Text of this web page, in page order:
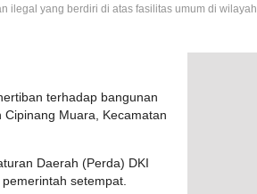
ilegal yang berdiri di atas fasilitas umum di wilayah
terhadap bangunan
Muara, Kecamatan
Daerah (Perda) DKI
setempat.